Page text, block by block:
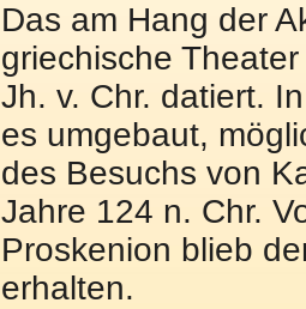
Das am Hang der
griechische
Jh. v. Chr. datiert.
es umgebaut,
des Besuchs von
Jahre 124 n. Chr.
Proskenion blieb
erhalten.